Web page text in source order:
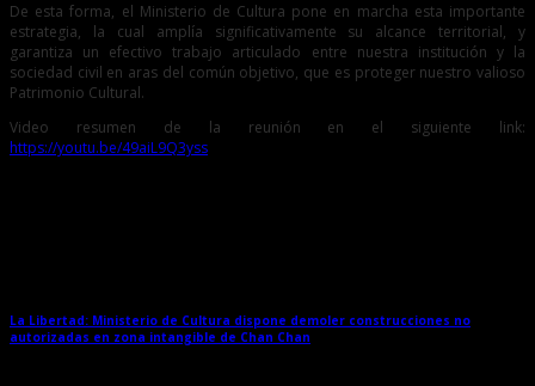
De esta forma, el Ministerio de Cultura pone en marcha esta importante
estrategia, la cual amplía significativamente su alcance territorial, y
garantiza un efectivo trabajo articulado entre nuestra institución y la
sociedad civil en aras del común objetivo, que es proteger nuestro valioso
Patrimonio Cultural.
Video resumen de la reunión en el siguiente link:
https://youtu.be/49aiL9Q3yss
La Libertad: Ministerio de Cultura dispone demoler construcciones no
autorizadas en zona intangible de Chan Chan